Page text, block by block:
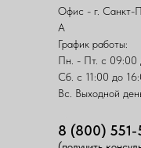
Офис - г. Санкт-
А
График работы:
Пн. - Пт. с 09:00
Сб. с 11:00 до
Вс. Выходной
8 (800)